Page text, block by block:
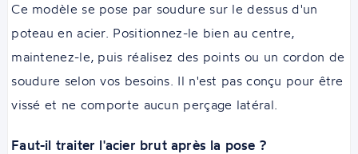
Ce modèle se pose par soudure sur le dessus d'un
poteau en acier. Positionnez-le bien au centre,
maintenez-le, puis réalisez des points ou un cordon de
soudure selon vos besoins. Il n'est pas conçu pour être
vissé et ne comporte aucun perçage latéral.
Faut-il traiter l'acier brut après la pose ?